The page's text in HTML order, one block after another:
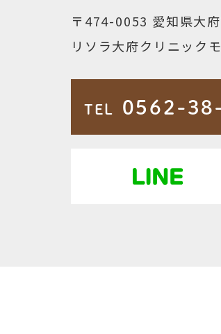
〒474-0053 愛知県大
リソラ大府クリニック
TEL 0562-